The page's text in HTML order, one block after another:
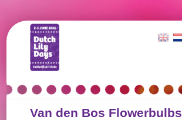
Van den Bos Flowerbulbs